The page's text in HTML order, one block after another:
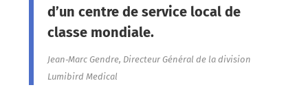
d’un centre de service local de
classe mondiale.
Jean‑Marc Gendre, Directeur Général de la division
Lumibird Medical